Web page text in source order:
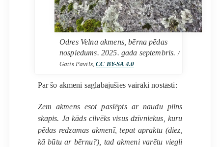
Odres Velna akmens, bērna pēdas
nospiedums. 2025. gada septembris. /
Gatis Pāvils,CC BY-SA 4.0
Par šo akmeni saglabājušies vairāki nostāsti:
Zem akmens esot paslēpts ar naudu pilns
skapis. Ja kāds cilvēks visus dzīvniekus, kuru
pēdas redzamas akmenī, tepat apraktu (diez,
kā būtu ar bērnu?), tad akmeni varētu viegli